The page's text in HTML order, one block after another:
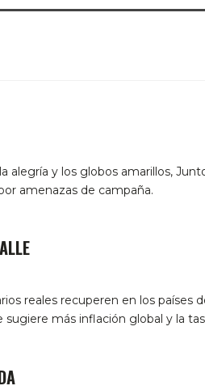
alegría y los globos amarillos,
amenazas de campaña.
reales recuperen en los países
sugiere más inflación global y la